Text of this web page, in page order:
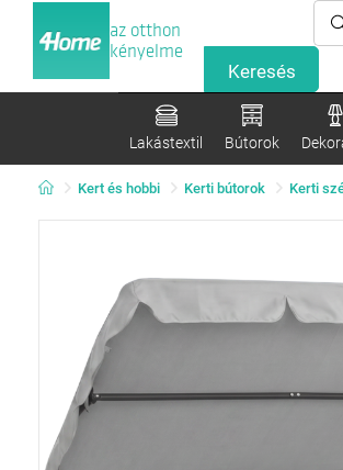
az otthon
kényelme
Lakástextil Bútorok
Kert és hobbi Kerti bútorok Kerti